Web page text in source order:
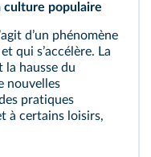
culture populaire
dʼun phénomène
qui sʼaccélère. La
hausse du
nouvelles
pratiques
à certains loisirs,